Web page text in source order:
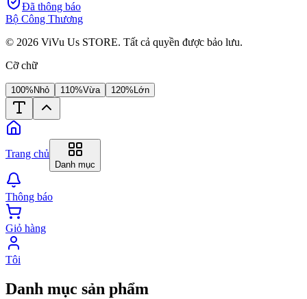
Đã thông báo
Bộ Công Thương
© 2026 ViVu Us STORE. Tất cả quyền được bảo lưu.
Cỡ chữ
100% Nhỏ 110%Vừa 120% Lớn
Trang chủ
Danh mục
Thông báo
Giỏ hàng
Tôi
Danh mục sản phẩm